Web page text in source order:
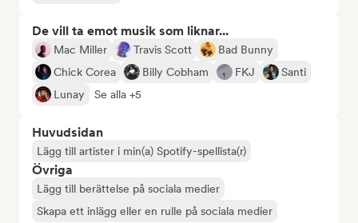
De vill ta emot musik som liknar...
Mac Miller Travis Scott
Bad Bunny
Chick Corea
Billy Cobham FKJ
Santi
Lunay
Se alla +5
Huvudsidan
Lägg till artister i min(a) Spotify-spellista(r)
Övriga
Lägg till berättelse på sociala medier
Skapa ett inlägg eller en rulle på sociala medier